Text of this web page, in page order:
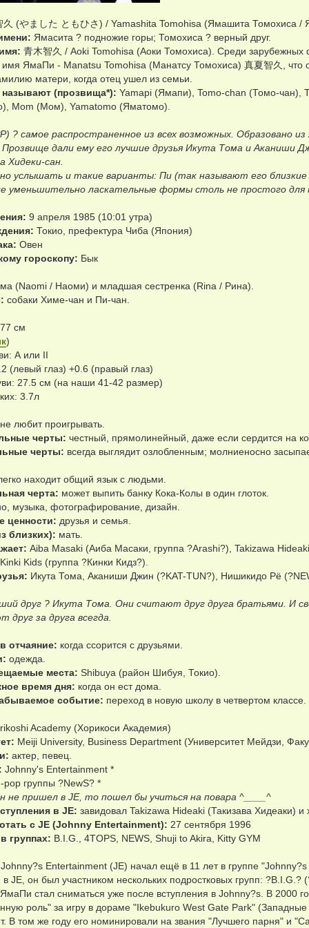
(やました ともひさ) / Yamashita Tomohisa (Ямашита Томохиса /
Ямасита ? подножие горы; Томохиса ? верный друг.
青木智久 / Aoki Tomohisa (Аоки Томохиса). Среди
ЯмаПи - Manatsu Tomohisa (Манатсу Томохиса) 真夏智久, что
матери, когда отец ушел из семьи.
называют (прозвища*): Yamapi (Ямапи), Tomo-chan (Томо-чан),
Mom (Мом), Yamatomo (Яматомо).
? самое распространенное из всех возможных. Образовано
Прозвище дали ему его лучшие друзья Икута Тома и Аканиши
Хидеки-сан.
услышать и такие варианты: Пи (так называют его
уменьшительно ласкательные формы столь не простого для
9 апреля 1985 (10:01 утра)
Токио, префектура Чиба (Япония)
Овен
гороскопу: Бык
(Naomi / Наоми) и младшая сестренка (Rina / Рина).
собаки Химе-чан и Пи-чан.
см
)
А или II
(левый глаз) +0.6 (правый глаз)
27.5 см (на наши 41-42 размер)
3.7л
любит проигрывать.
черты: честный, прямолинейный, даже если сердится на
черты: всегда выглядит озлобленным; молниеносно
находит общий язык с людьми.
черта: может выпить банку Кока-Колы в один глоток.
музыка, фотографирование, дизайн.
ценности: друзья и семья.
близких): мать.
Aiba Masaki (Аиба Масаки, группа ?Arashi?), Takizawa
Kids (группа ?Кинки Кидз?).
Икута Тома, Аканиши Джин (?KAT-TUN?), Нишикидо Рё
друг ? Икута Тома. Они считают друг друга братьями. И
друг за друга всегда.
отчаяние: когда ссорится с друзьями.
одежда.
места: Shibuya (район Шибуя, Токио).
время дня: когда он ест дома.
событие: переход в новую школу в четвертом классе.
Academy (Хорикоси Академия)
Meiji University, Business Department (Университет Мейдзи,
актер, певец.
Johnny's Entertainment *
группы ?NewS? *
не пришел в JE, то пошел бы учиться на повара ^____^
в JE: завидовал Takizawa Hideaki (Такизава Хидеаки) и
с JE (Johnny Entertainment): 27 сентября 1996
группах: B.I.G., 4TOPS, NEWS, Shuji to Akira, Kitty GYM
Johnny?s Entertainment (JE) начал ещё в 11 лет в группе
в JE, он был участником нескольких подростковых групп:
стал сниматься уже после вступления в Johnny?s. В 2000
роль" за игру в дораме "Ikebukuro West Gate Park"
В том же году его номинировали на звания "Лучшего парня" и